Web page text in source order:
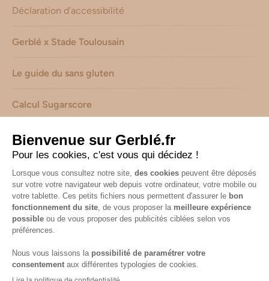
Déclaration d’accessibilité
Gerblé x Stade Toulousain
Le guide du sans gluten
Calcul Sugarscore
Suivez-nous sur les réseaux !
Mentions légales Consignes de tri de nos emballages
Caractéristiques environnementales de nos emballages
(informations AGEC) -Avis & notes collectés parShopadvizor